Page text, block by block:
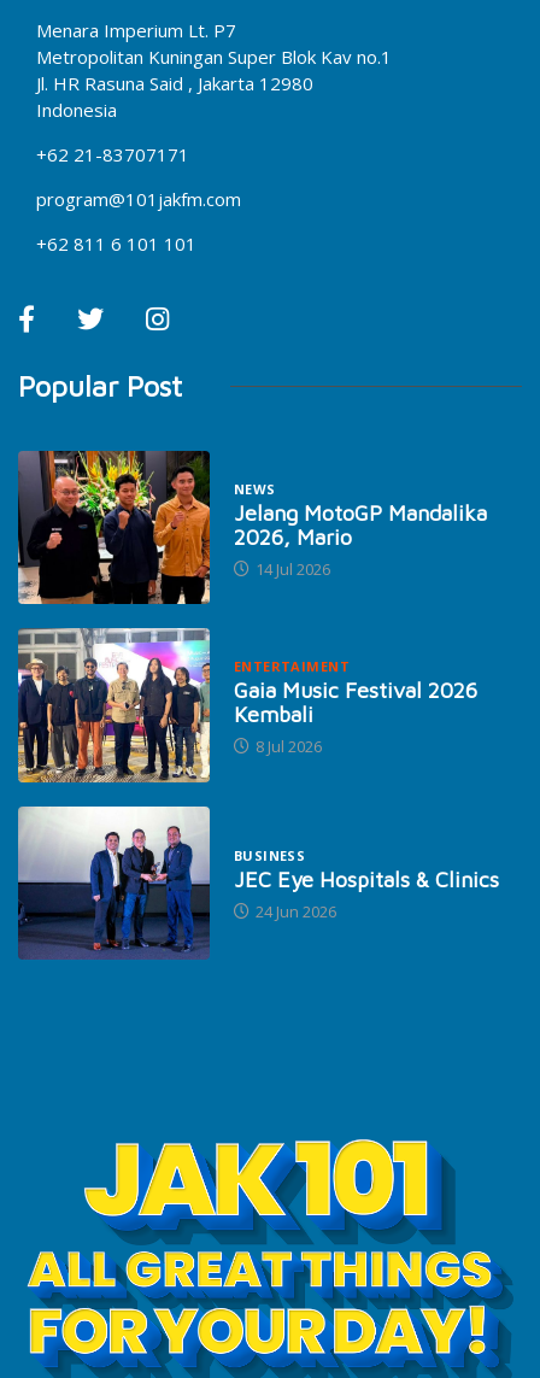
Menara Imperium Lt. P7
Metropolitan Kuningan Super Blok Kav no.1
Jl. HR Rasuna Said , Jakarta 12980
Indonesia
+62 21-83707171
program@101jakfm.com
+62 811 6 101 101
Popular Post
NEWS
Jelang MotoGP Mandalika
2026, Mario
14 Jul 2026
ENTERTAIMENT
Gaia Music Festival 2026
Kembali
8 Jul 2026
BUSINESS
JEC Eye Hospitals & Clinics
24 Jun 2026